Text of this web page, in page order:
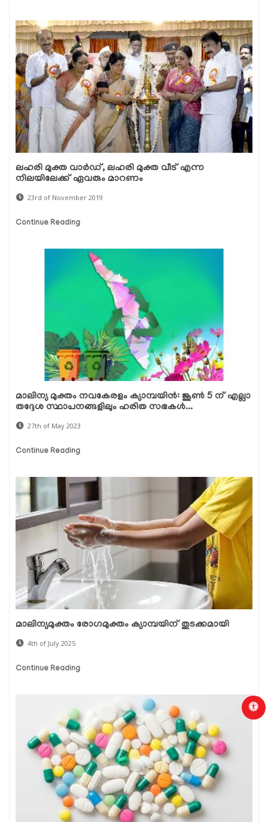
ലഹരി മുക്ത വാര്‍ഡ്, ലഹരി മുക്ത വീട് എന്ന
നിലയിലേക്ക് ഏവരും മാറണം
23rd of November 2019
Continue Reading
മാലിന്യ മുക്തം നവകേരളം ക്യാമ്പയിൻ: ജൂൺ 5 ന് എല്ലാ
തദ്ദേശ സ്ഥാപനങ്ങളിലും ഹരിത സഭകൾ...
27th of May 2023
Continue Reading
മാലിന്യമുക്തം രോഗമുക്തം ക്യാമ്പയിന് തുടക്കമായി
4th of July 2025
Continue Reading